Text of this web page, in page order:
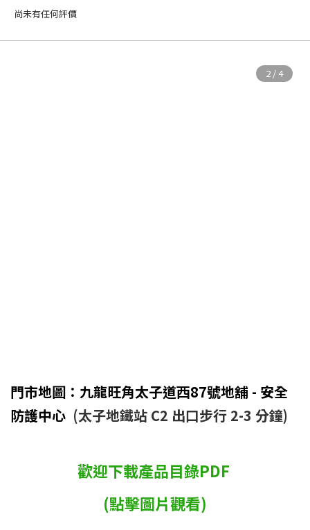
尚未有任何評價
門市地圖：九龍旺角太子道西87號地舖 - 安全
防護中心 (太子地鐵站 C2 出口步行 2-3 分鐘)
歡迎下載產品目錄PDF
(點擊圖片觀看)